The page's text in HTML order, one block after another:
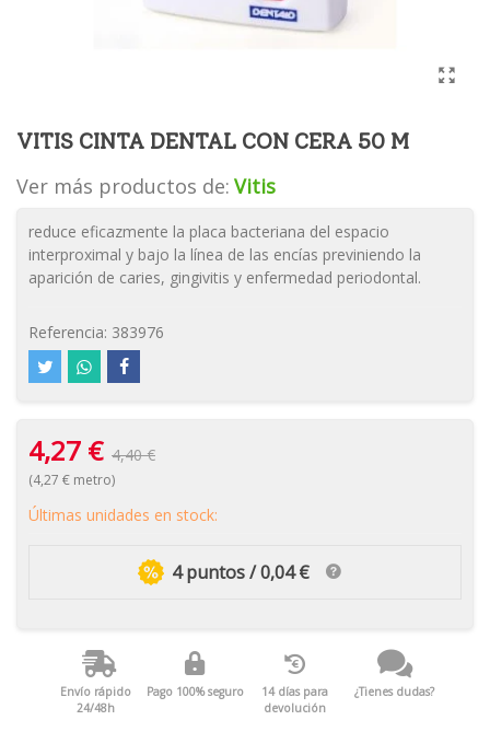
VITIS CINTA DENTAL CON CERA 50 M
Ver más productos de: Vitis
reduce eficazmente la placa bacteriana del espacio
interproximal y bajo la línea de las encías previniendo la
aparición de caries, gingivitis y enfermedad periodontal.
Referencia: 383976
4,27 € 4,40 €
(4,27 € metro)
Últimas unidades en stock:
4 puntos / 0,04 €
Envío rápido
24/48h
Pago 100% seguro
14 días para
devolución
¿Tienes dudas?